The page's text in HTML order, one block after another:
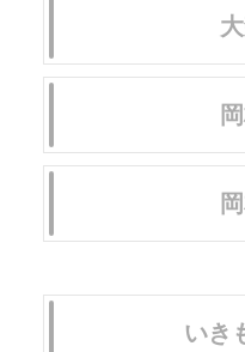
いき